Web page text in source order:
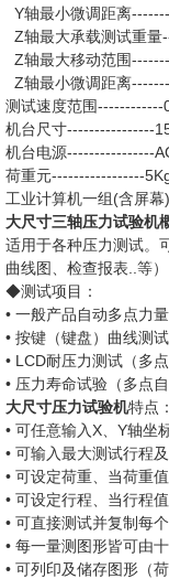
Y轴最小微调距离
Z轴最大承载测试重量
Z轴最大移动范围
Z轴最小微调距离
测试速度范围------------
机台尺寸----------------
机台电源----------------
荷重元-----------------
工业计算机一组(含屏幕)
大尺寸三轴压力试验机
适用于各种压力测试。
曲线图、检查报表..等
◆测试项目：
• 一般产品自动多点力
• 按键（键盘）曲线测
• LCD耐压力测试（多
• 压力寿命试验（多点
大尺寸压力试验机特点
• 可任意输入X、Y轴坐
• 可输入最大测试行程
• 可设定荷重、当荷重
• 可设定行程、当行程
• 可直接测试并复制每
• 每一量测图形皆可由
• 可列印及储存图形（